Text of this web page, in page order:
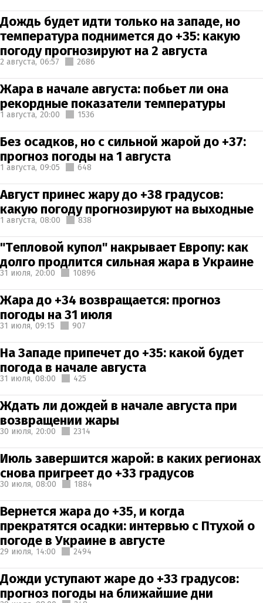
Дождь будет идти только на западе, но
температура поднимется до +35: какую
погоду прогнозируют на 2 августа
2 августа, 06:57 2686
Жара в начале августа: побьет ли она
рекордные показатели температуры
1 августа, 20:00 1536
Без осадков, но с сильной жарой до +37:
прогноз погоды на 1 августа
1 августа, 09:05 648
Август принес жару до +38 градусов:
какую погоду прогнозируют на выходные
1 августа, 08:00 838
"Тепловой купол" накрывает Европу: как
долго продлится сильная жара в Украине
31 июля, 20:00 10896
Жара до +34 возвращается: прогноз
погоды на 31 июля
31 июля, 09:15 907
На Западе припечет до +35: какой будет
погода в начале августа
31 июля, 08:00 425
Ждать ли дождей в начале августа при
возвращении жары
30 июля, 20:00 2314
Июль завершится жарой: в каких регионах
снова пригреет до +33 градусов
30 июля, 08:00 1884
Вернется жара до +35, и когда
прекратятся осадки: интервью с Птухой о
погоде в Украине в августе
29 июля, 14:00 2494
Дожди уступают жаре до +33 градусов:
прогноз погоды на ближайшие дни